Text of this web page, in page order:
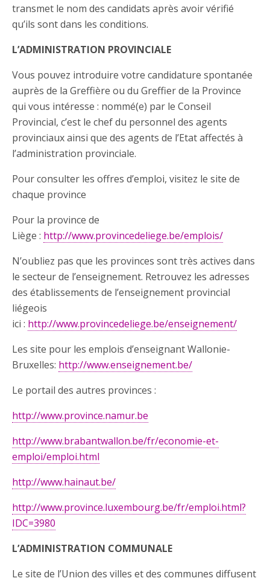
transmet le nom des candidats après avoir vérifié
qu’ils sont dans les conditions.
L’ADMINISTRATION PROVINCIALE
Vous pouvez introduire votre candidature spontanée
auprès de la Greffière ou du Greffier de la Province
qui vous intéresse : nommé(e) par le Conseil
Provincial, c’est le chef du personnel des agents
provinciaux ainsi que des agents de l’Etat affectés à
l’administration provinciale.
Pour consulter les offres d’emploi, visitez le site de
chaque province
Pour la province de
Liège : http://www.provincedeliege.be/emplois/
N’oubliez pas que les provinces sont très actives dans
le secteur de l’enseignement. Retrouvez les adresses
des établissements de l’enseignement provincial
liégeois
ici : http://www.provincedeliege.be/enseignement/
Les site pour les emplois d’enseignant Wallonie-
Bruxelles: http://www.enseignement.be/
Le portail des autres provinces :
http://www.province.namur.be
http://www.brabantwallon.be/fr/economie-et-
emploi/emploi.html
http://www.hainaut.be/
http://www.province.luxembourg.be/fr/emploi.html?
IDC=3980
L’ADMINISTRATION COMMUNALE
Le site de l’Union des villes et des communes diffusent